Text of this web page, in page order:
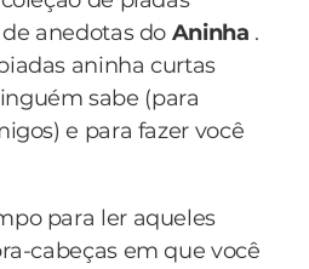
anedotas do Aninha .
aninha curtas
sabe (para
e para fazer você
para ler aqueles
cabeças em que você